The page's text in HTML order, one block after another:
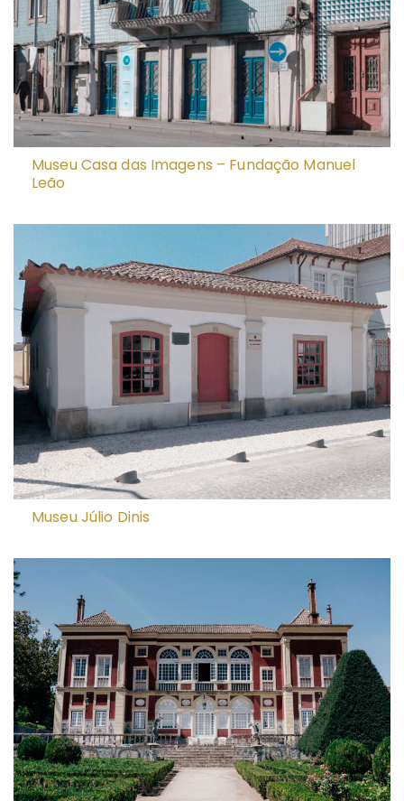
Museu Casa das Imagens – Fundação Manuel
Leão
Museu Júlio Dinis